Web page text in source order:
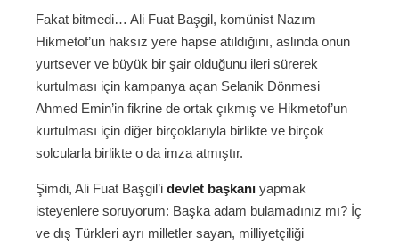
Fakat bitmedi… Ali Fuat Başgil, komünist Nazım
Hikmetof’un haksız yere hapse atıldığını, aslında onun
yurtsever ve büyük bir şair olduğunu ileri sürerek
kurtulması için kampanya açan Selanik Dönmesi
Ahmed Emin’in fikrine de ortak çıkmış ve Hikmetof’un
kurtulması için diğer birçoklarıyla birlikte ve birçok
solcularla birlikte o da imza atmıştır.
Şimdi, Ali Fuat Başgil’i devlet başkanı yapmak
isteyenlere soruyorum: Başka adam bulamadınız mı? İç
ve dış Türkleri ayrı milletler sayan, milliyetçiliği